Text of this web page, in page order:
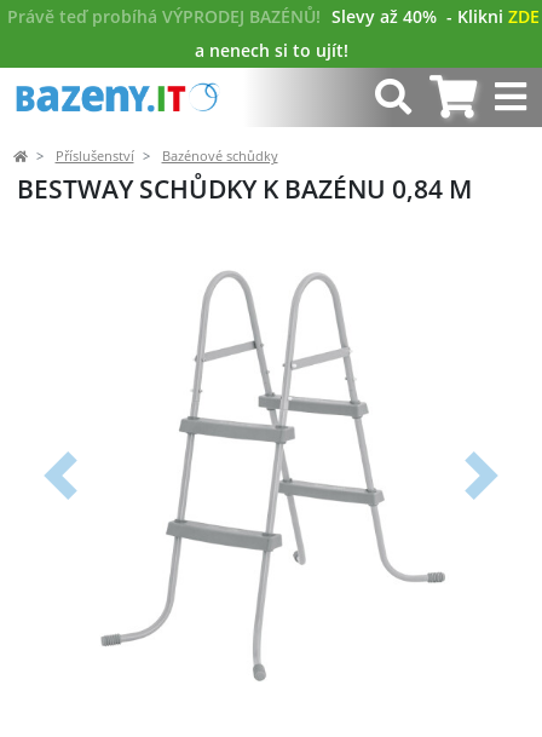
Právě teď probíhá VÝPRODEJ BAZÉNŮ! Slevy až 40% - Klikni ZDE
a nenech si to ujít!
Příslušenství Bazénové schůdky
BESTWAY SCHŮDKY K BAZÉNU 0,84 M
Předchozí Další